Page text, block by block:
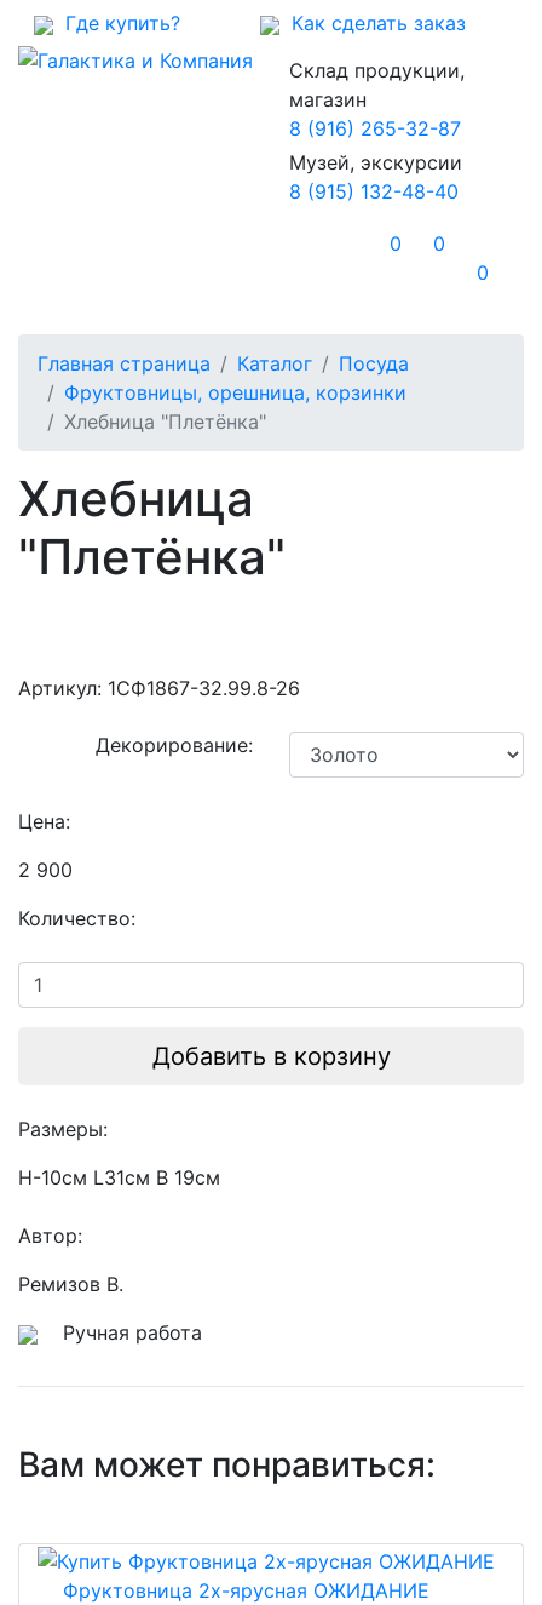
Где купить?
Как сделать заказ
Склад продукции,
магазин
8 (916) 265-32-87
Музей, экскурсии
8 (915) 132-48-40
0
0
0
Главная страница Каталог
Посуда
Фруктовницы, орешница, корзинки
Хлебница "Плетёнка"
Хлебница
"Плетёнка"
Артикул: 1СФ1867-32.99.8-26
Декорирование:
Цена:
2 900
Количество:
Добавить в корзину
Размеры:
Н-10см L31см В 19см
Автор:
Ремизов В.
Ручная работа
Вам может понравиться:
Фруктовница 2х-ярусная ОЖИДАНИЕ